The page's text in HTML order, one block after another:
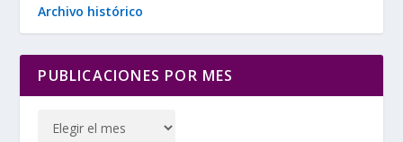
Archivo histórico
PUBLICACIONES POR MES